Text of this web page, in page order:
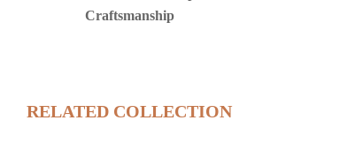
Craftsmanship
RELATED COLLECTION